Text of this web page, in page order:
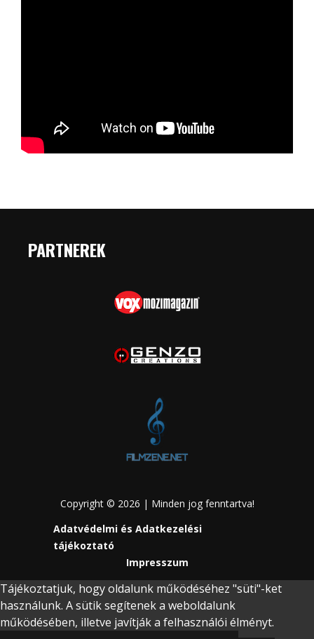
PARTNEREK
Copyright © 2026 | Minden jog fenntartva!
Adatvédelmi és Adatkezelési
tájékoztató
Impresszum
Tájékoztatjuk, hogy oldalunk működéséhez "süti"-ket
használunk. A sütik segítenek a weboldalunk
működésében, illetve javítják a felhasználói élményt.